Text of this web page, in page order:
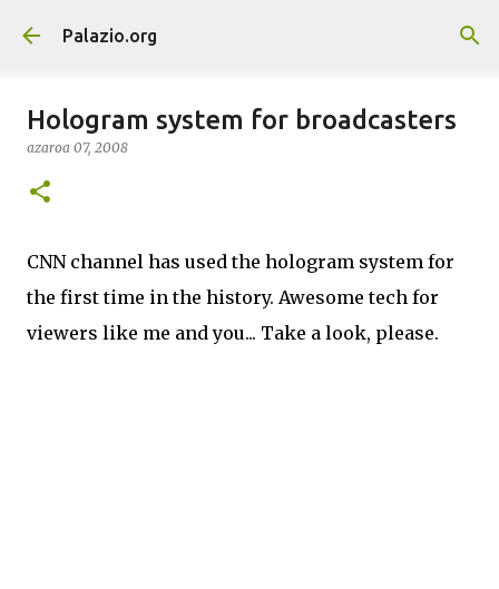
Saltatu eta joan eduki nagusira
Palazio.org
Hologram system for broadcasters
azaroa 07, 2008
CNN channel has used the hologram system for
the first time in the history. Awesome tech for
viewers like me and you... Take a look, please.